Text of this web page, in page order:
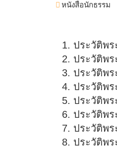
หนังสือนักธรรม
ประวัติพ
ประวัติพร
ประวัติพร
ประวัติพร
ประวัติพ
ประวัติพ
ประวัติพร
ประวัติพ